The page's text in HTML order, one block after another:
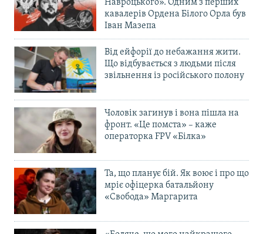
Навроцького». Одним з перших
кавалерів Ордена Білого Орла був
Іван Мазепа
Від ейфорії до небажання жити.
Що відбувається з людьми після
звільнення із російського полону
Чоловік загинув і вона пішла на
фронт. «Це помста» – каже
операторка FPV «Білка»
Та, що планує бій. Як воює і про що
мріє офіцерка батальйону
«Свобода» Маргарита